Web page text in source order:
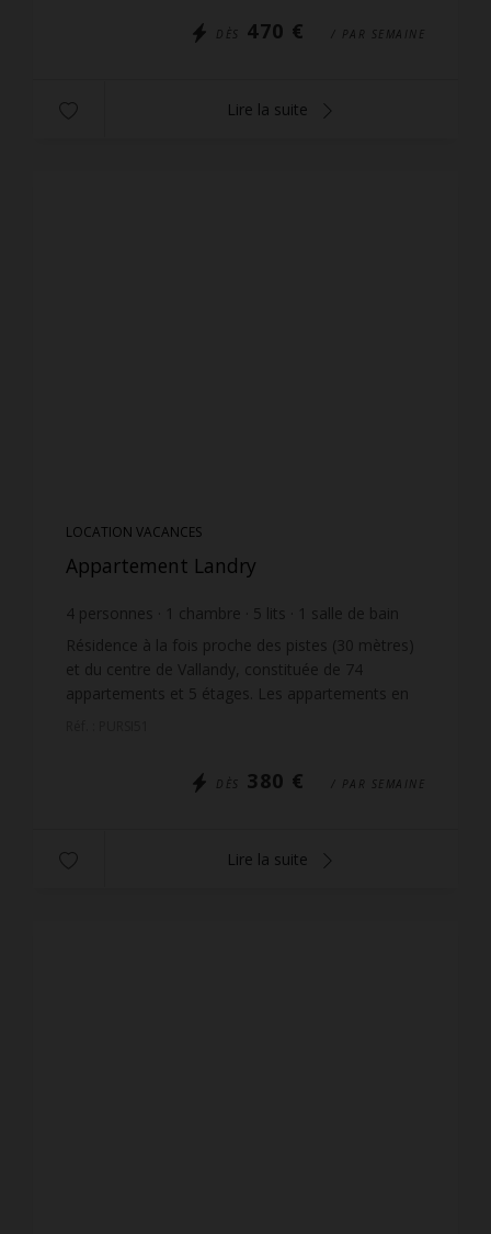
DÈS 470 € / PAR SEMAINE
Lire la suite
LOCATION VACANCES
Appartement Landry
4 personnes 1 chambre 5 lits 1 salle de bain
Résidence à la fois proche des pistes (30 mètres)
et du centre de Vallandy, constituée de 74
appartements et 5 étages. Les appartements en
DÈS 380 € / PAR SEMAINE
Lire la suite